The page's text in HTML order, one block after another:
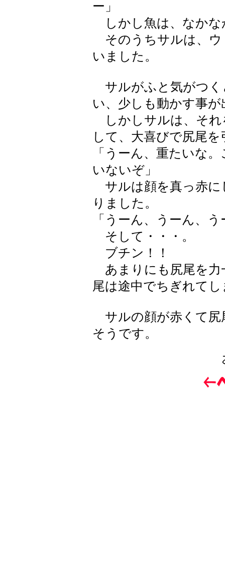
ー」
しかし魚は、なかな
そのうちサルは、ウ
いました。
サルがふと気がつく
い、少しも動かす事
しかしサルは、それ
して、大喜びで尻尾
「うーん、重たいな
いないぞ」
サルは顔を真っ赤に
りました。
「うーん、うーん、う
そして・・・。
ブチン！！
あまりにも尻尾を力
尾は途中でちぎれて
サルの顔が赤くて尻
そうです。